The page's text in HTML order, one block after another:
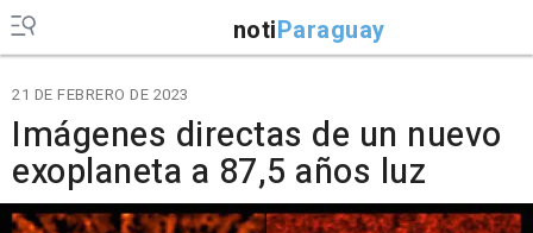
notiParaguay
21 DE FEBRERO DE 2023
Imágenes directas de un nuevo
exoplaneta a 87,5 años luz